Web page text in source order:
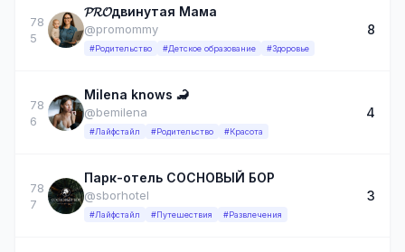
78
5
𝓟𝓡𝓞двинутая Мама
@promommy
#Родительство #Детское образование #Здоровье
8
78
6
Milena knows 🦂
@bemilena
#Лайфстайл #Родительство #Красота
4
78
7
Парк-отель СОСНОВЫЙ БОР
@sborhotel
#Лайфстайл #Путешествия #Развлечения
3